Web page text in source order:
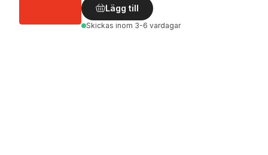
Lägg till
Skickas inom 3-6 vardagar